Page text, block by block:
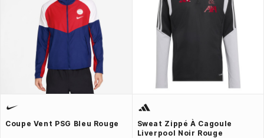
Coupe Vent PSG Bleu Rouge
Sweat Zippé À Cagoule
Liverpool Noir Rouge